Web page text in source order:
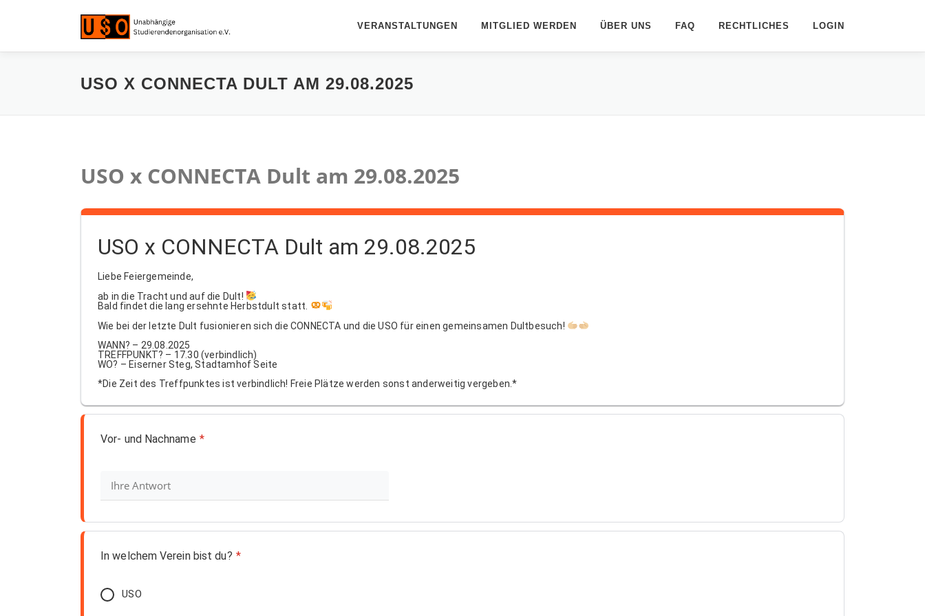
VERANSTALTUNGEN MITGLIED WERDEN ÜBER UNS FAQ RECHTLICHES LOGIN
USO X CONNECTA DULT AM 29.08.2025
USO x CONNECTA Dult am 29.08.2025
USO x CONNECTA Dult am 29.08.2025
Liebe Feiergemeinde,
ab in die Tracht und auf die Dult!
Bald findet die lang ersehnte Herbstdult statt.
Wie bei der letzte Dult fusionieren sich die CONNECTA und die USO für einen gemeinsamen Dultbesuch!
WANN? – 29.08.2025
TREFFPUNKT? – 17.30 (verbindlich)
WO? – Eiserner Steg, Stadtamhof Seite
*Die Zeit des Treffpunktes ist verbindlich! Freie Plätze werden sonst anderweitig vergeben.*
Vor- und Nachname *
In welchem Verein bist du? *
USO